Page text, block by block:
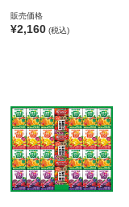
販売価格
¥2,160 (税込)